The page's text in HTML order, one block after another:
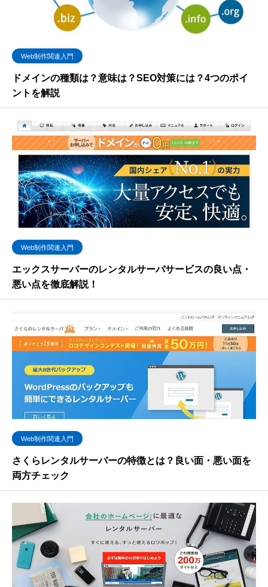
Web制作関連入門
ドメインの種類は？意味は？SEO対策には？4つのポイ
ントを解説
Web制作関連入門
エックスサーバーのレンタルサーバサービスの良い点・
悪い点を徹底解説！
Web制作関連入門
さくらレンタルサーバーの特徴とは？良い面・悪い面を
両方チェック